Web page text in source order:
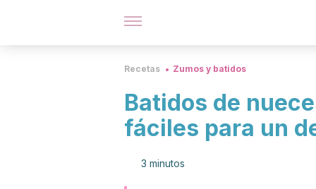
Recetas Zumos y batidos
Batidos de
fáciles para un
3 minutos